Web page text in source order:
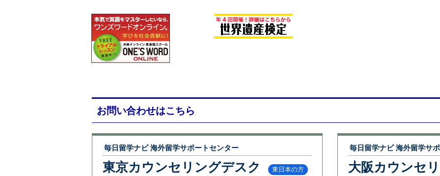
お問い合わせはこちら
毎日留学ナビ 海外留学サポートセンター
東京カウンセリングデスク 東日本の方
毎日留学ナビ 海外留学サ
大阪カウンセ